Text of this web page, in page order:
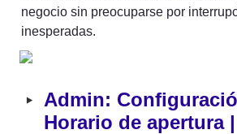
negocio sin preocuparse por
inesperadas.
‣ Admin:
Horario de apertura